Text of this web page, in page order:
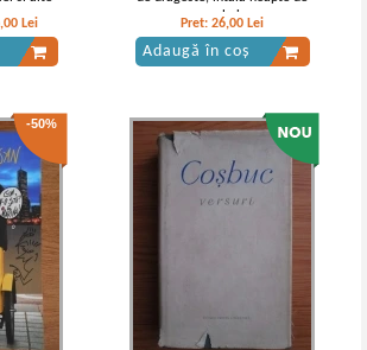
-15%
(5
Lei
Adaugă în coș
Lei
razboi
Pret:26,00 Lei
Adaugă în coș
-50%